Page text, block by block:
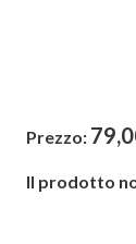
Prezzo:
Il prodotto